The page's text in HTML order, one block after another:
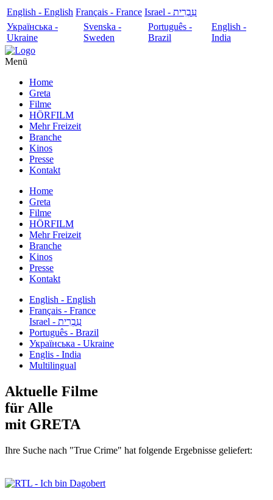
English - English Français - France
עִבְרִית - Israel
Українська -
Ukraine
Svenska -
Sweden
Português -
Brazil
English -
India
Menü
Home
Greta
Filme
HÖRFILM
Mehr Freizeit
Branche
Kinos
Presse
Kontakt
Home
Greta
Filme
HÖRFILM
Mehr Freizeit
Branche
Kinos
Presse
Kontakt
English - English
Français - France
עִבְרִית - Israel
Português - Brazil
Українська - Ukraine
Englis - India
Multilingual
Aktuelle Filme
für Alle
mit GRETA
Ihre Suche nach "True Crime" hat folgende Ergebnisse geliefert: